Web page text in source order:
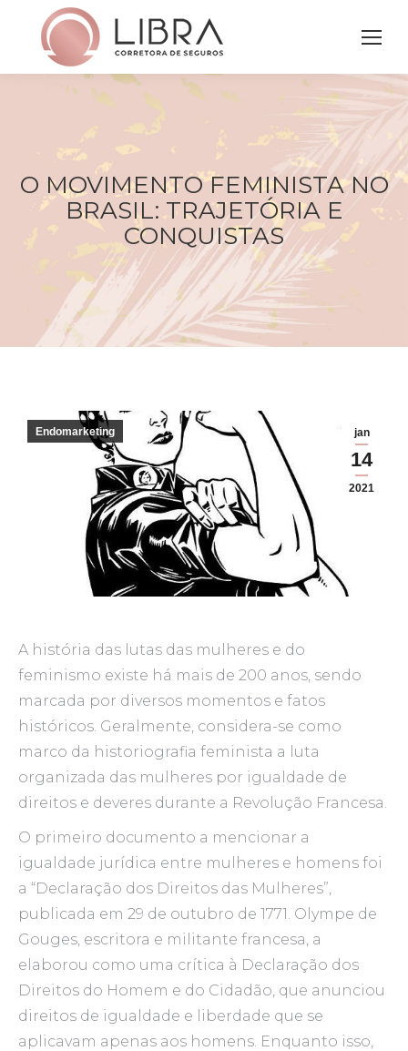
O MOVIMENTO FEMINISTA NO
BRASIL: TRAJETÓRIA E
CONQUISTAS
Você está aqui:
jan
14
2021
Endomarketing
A história das lutas das mulheres e do
feminismo existe há mais de 200 anos, sendo
marcada por diversos momentos e fatos
históricos. Geralmente, considera-se como
marco da historiografia feminista a luta
organizada das mulheres por igualdade de
direitos e deveres durante a Revolução Francesa.
O primeiro documento a mencionar a
igualdade jurídica entre mulheres e homens foi
a “Declaração dos Direitos das Mulheres”,
publicada em 29 de outubro de 1771. Olympe de
Gouges, escritora e militante francesa, a
elaborou como uma crítica à Declaração dos
Direitos do Homem e do Cidadão, que anunciou
direitos de igualdade e liberdade que se
aplicavam apenas aos homens. Enquanto isso,